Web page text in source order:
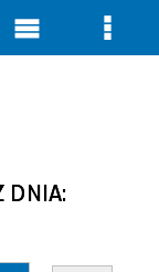
DNIA:
Menu Menu